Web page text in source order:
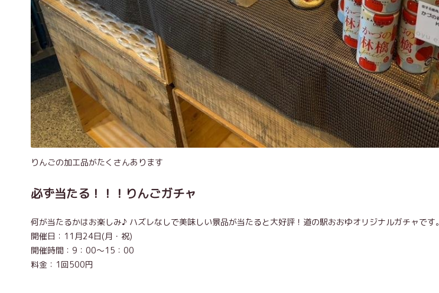
りんごの加工品がたくさんあります
必ず当たる！！！りんごガチャ
何が当たるかはお楽しみ♪ ハズレなしで美味しい景品が当たると大好評！道の駅おおゆオリジナルガチャです。
開催日：11月24日(月・祝)
開催時間：9：00～15：00
料金：1回500円